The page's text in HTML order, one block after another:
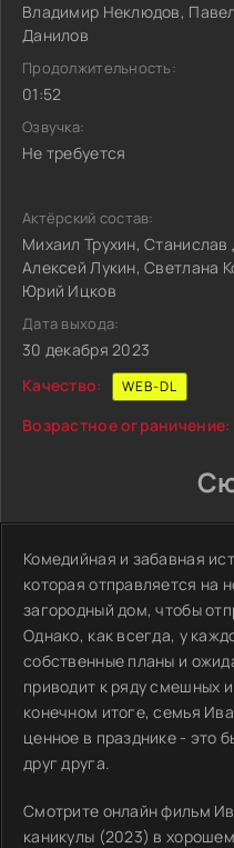
Владимир Неклюдов, Павел
Данилов
Продолжительность:
01:52
Озвучка:
Не требуется
Актёрский состав:
Михаил Трухин,
Алексей Лукин, Светлана
Юрий Ицков
Дата выхода:
30 декабря 2023
Качество:
WEB-DL
Возрастное ограничение:
Комедийная и забавная
которая отправляется на
загородный дом, чтобы
Однако, как всегда, у
собственные планы и
приводит к ряду смешных
конечном итоге, семья
ценное в празднике - это
друг друга.
Смотрите онлайн фильм
каникулы (2023) в